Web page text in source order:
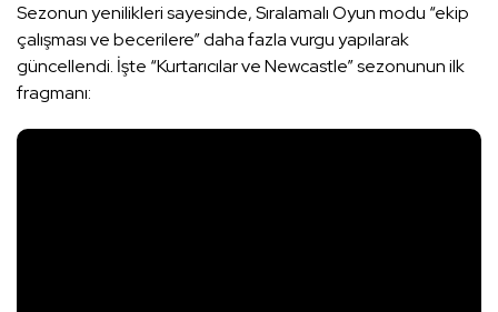
Sezonun yenilikleri sayesinde, Sıralamalı Oyun modu “ekip
çalışması ve becerilere” daha fazla vurgu yapılarak
güncellendi. İşte “Kurtarıcılar ve Newcastle” sezonunun ilk
fragmanı: